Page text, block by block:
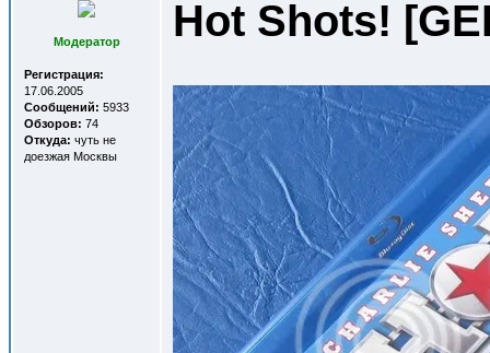
Модератор
Регистрация:
17.06.2005
Сообщений: 5933
Обзоров: 74
Откуда: чуть не
доезжая Москвы
Hot Shots!